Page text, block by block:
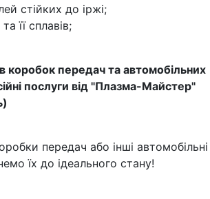
стійких до іржі;
її сплавів;
коробок передач та автомобільних
послуги від "Плазма-Майстер"
передач або інші автомобільні
їх до ідеального стану!